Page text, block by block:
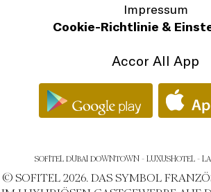
Impressum
Cookie-Richtlinie &
Accor All App
SOFITEL DUBAI DOWNTOWN - LUXUSHOTEL - LA
© SOFITEL 2026. DAS SYMBOL